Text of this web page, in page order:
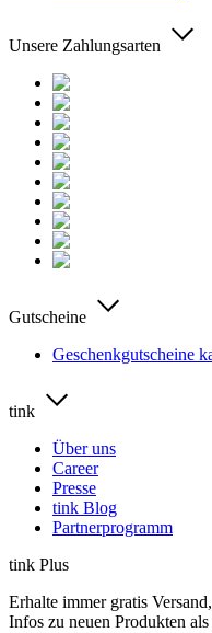
Unsere Zahlungsarten
Gutscheine
Geschenkgutscheine
tink
Über uns
Career
Presse
tink Blog
Partnerprogramm
tink Plus
Erhalte immer gratis
Infos zu neuen Produkten